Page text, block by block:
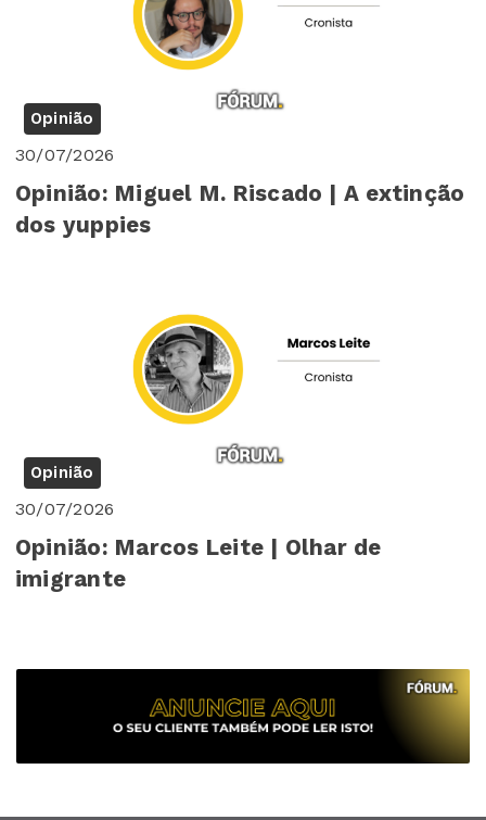
Opinião
30/07/2026
Opinião: Miguel M. Riscado | A extinção
dos yuppies
Opinião
30/07/2026
Opinião: Marcos Leite | Olhar de
imigrante